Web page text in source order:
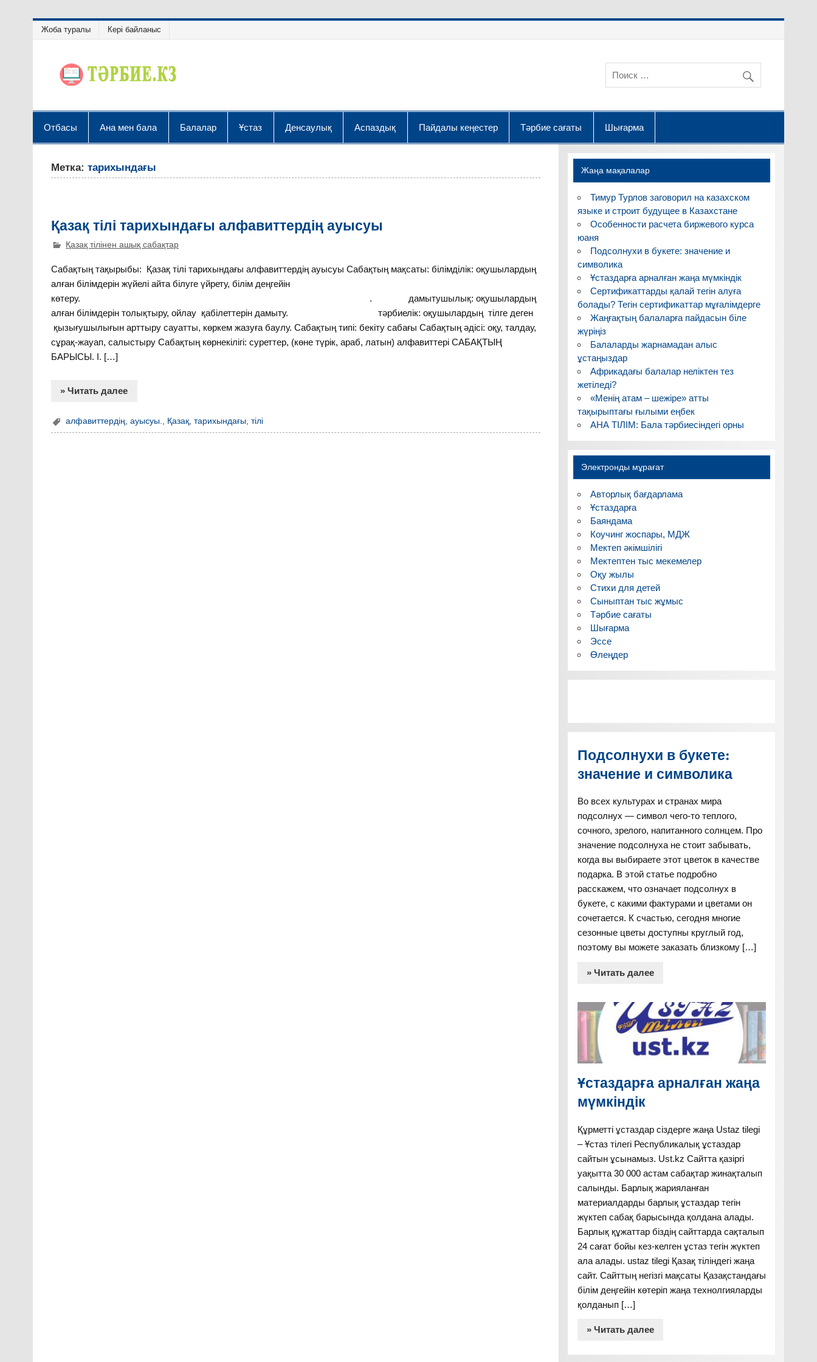
Жоба туралы Кері байланыс
Отбасы Ана мен бала Балалар Ұстаз Денсаулық Аспаздық Пайдалы кеңестер Тәрбие сағаты Шығарма
Метка:тарихындағы
Қазақ тілі тарихындағы алфавиттердің ауысуы
Қазақ тілінен ашық сабақтар
Сабақтың тақырыбы: Қазақ тілі тарихындағы алфавиттердің ауысуы Сабақтың мақсаты: білімділік: оқушылардың
алған білімдерін жүйелі айта білуге үйрету, білім деңгейін
көтеру. . дамытушылық: оқушылардың
алған білімдерін толықтыру, ойлау қабілеттерін дамыту. тәрбиелік: оқушылардың тілге деген
қызығушылығын арттыру сауатты, көркем жазуға баулу. Сабақтың типі: бекіту сабағы Сабақтың әдісі: оқу, талдау,
сұрақ-жауап, салыстыру Сабақтың көрнекілігі: суреттер, (көне түрік, араб, латын) алфавиттері САБАҚТЫҢ
БАРЫСЫ. І. […]
» Читать далее
алфавиттердің ,ауысуы. Қазақ ,тарихындағы ,тілі
Жаңа мақалалар
Тимур Турлов заговорил на казахском
языке и строит будущее в Казахстане
Особенности расчета биржевого курса
юаня
Подсолнухи в букете: значение и
символика
Ұстаздарға арналған жаңа мүмкіндік
Сертификаттарды қалай тегін алуға
болады? Тегін сертификаттар мұғалімдерге
Жаңғақтың балаларға пайдасын біле
жүріңіз
Балаларды жарнамадан алыс
ұстаңыздар
Африкадағы балалар неліктен тез
жетіледі?
«Менің атам – шежіре» атты
тақырыптағы ғылыми еңбек
АНА ТІЛІМ: Бала тәрбиесіндегі орны
Электронды мұрағат
Авторлық бағдарлама
Ұстаздарға
Баяндама
Коучинг жоспары, МДЖ
Мектеп әкімшілігі
Мектептен тыс мекемелер
Оқу жылы
Стихи для детей
Сыныптан тыс жұмыс
Тәрбие сағаты
Шығарма
Эссе
Өлеңдер
Подсолнухи в букете:
значение и символика
Во всех культурах и странах мира
подсолнух — символ чего-то теплого,
сочного, зрелого, напитанного солнцем. Про
значение подсолнуха не стоит забывать,
когда вы выбираете этот цветок в качестве
подарка. В этой статье подробно
расскажем, что означает подсолнух в
букете, с какими фактурами и цветами он
сочетается. К счастью, сегодня многие
сезонные цветы доступны круглый год,
поэтому вы можете заказать близкому […]
» Читать далее
Ұстаздарға арналған жаңа
мүмкіндік
Құрметті ұстаздар сіздерге жаңа Ustaz tilegi
– Ұстаз тілегі Республикалық ұстаздар
сайтын ұсынамыз. Ust.kz Сайтта қазіргі
уақытта 30 000 астам сабақтар жинақталып
салынды. Барлық жарияланған
материалдарды барлық ұстаздар тегін
жүктеп сабақ барысында қолдана алады.
Барлық құжаттар біздің сайттарда сақталып
24 сағат бойы кез-келген ұстаз тегін жүктеп
ала алады. ustaz tilegi Қазақ тіліндегі жаңа
сайт. Сайттың негізгі мақсаты Қазақстандағы
білім деңгейін көтеріп жаңа технолгияларды
қолданып […]
» Читать далее